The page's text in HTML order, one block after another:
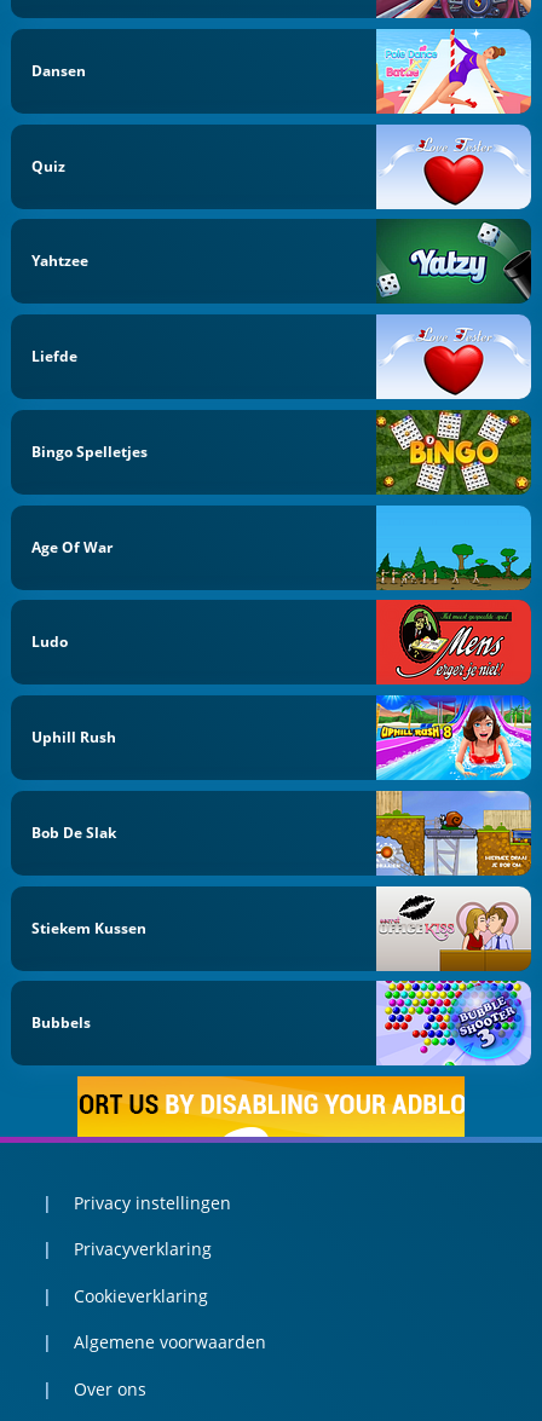
Dansen
Quiz
Yahtzee
Liefde
Bingo Spelletjes
Age Of War
Ludo
Uphill Rush
Bob De Slak
Stiekem Kussen
Bubbels
Privacy instellingen
Privacyverklaring
Cookieverklaring
Algemene voorwaarden
Over ons